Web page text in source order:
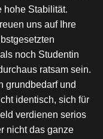
hohe Stabilität.
uns auf Ihre
noch Studentin
ratsam sein.
grundbedarf und
identisch, sich für
verdienen serios
nicht das ganze